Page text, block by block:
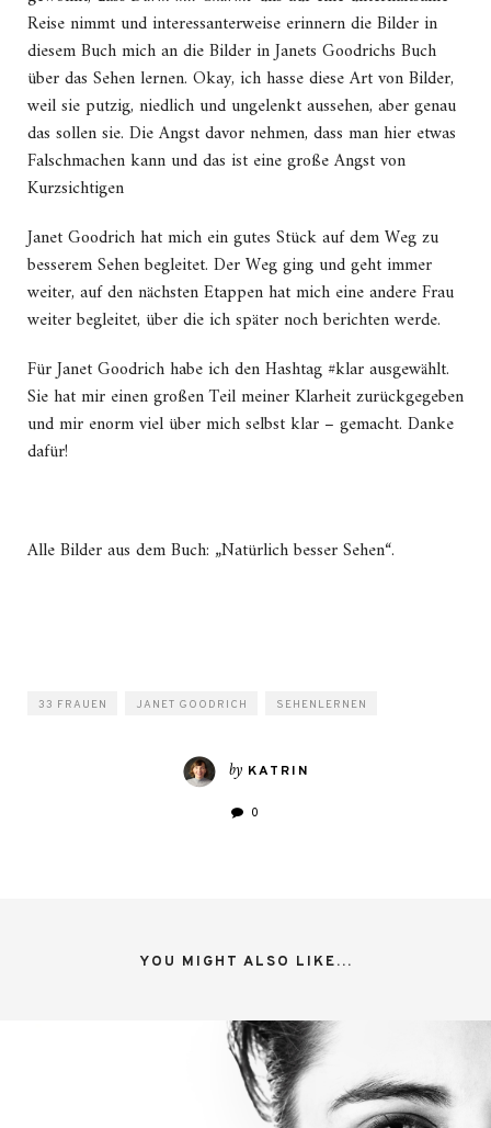
Reise nimmt und interessanterweise erinnern die Bilder in
diesem Buch mich an die Bilder in Janets Goodrichs Buch
über das Sehen lernen. Okay, ich hasse diese Art von Bilder,
weil sie putzig, niedlich und ungelenkt aussehen, aber genau
das sollen sie. Die Angst davor nehmen, dass man hier etwas
Falschmachen kann und das ist eine große Angst von
Kurzsichtigen
Janet Goodrich hat mich ein gutes Stück auf dem Weg zu
besserem Sehen begleitet. Der Weg ging und geht immer
weiter, auf den nächsten Etappen hat mich eine andere Frau
weiter begleitet, über die ich später noch berichten werde.
Für Janet Goodrich habe ich den Hashtag #klar ausgewählt.
Sie hat mir einen großen Teil meiner Klarheit zurückgegeben
und mir enorm viel über mich selbst klar – gemacht. Danke
dafür!
Alle Bilder aus dem Buch: „Natürlich besser Sehen“.
33 FRAUEN JANET GOODRICH SEHENLERNEN
by KATRIN
0
YOU MIGHT ALSO LIKE...